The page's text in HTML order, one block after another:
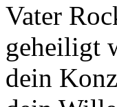
Vater
geheiligt
dein